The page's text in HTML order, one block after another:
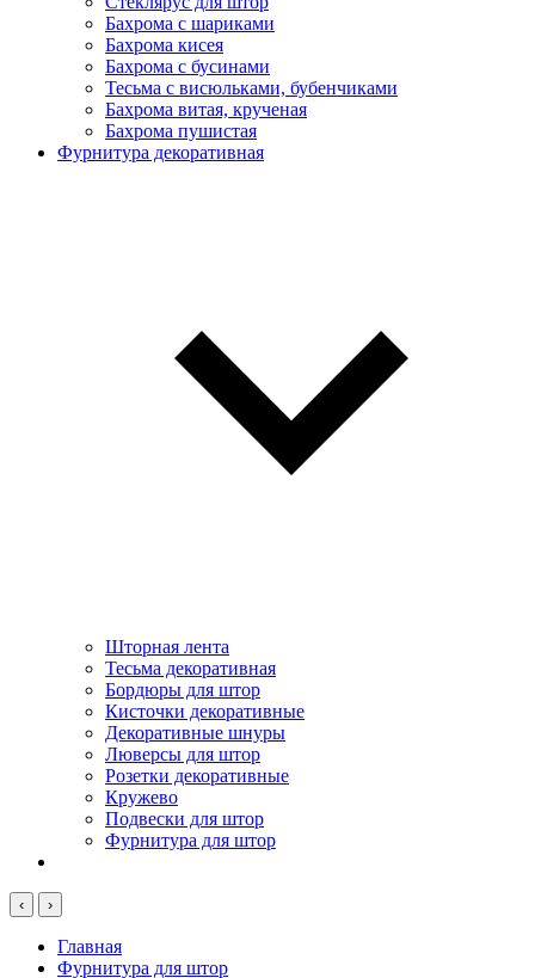
Бахрома с шариками
Бахрома кисея
Бахрома с бусинами
Тесьма с висюльками, бубенчиками
Бахрома витая, крученая
Бахрома пушистая
Фурнитура декоративная
Шторная лента
Тесьма декоративная
Бордюры для штор
Кисточки декоративные
Декоративные шнуры
Люверсы для штор
Розетки декоративные
Кружево
Подвески для штор
Фурнитура для штор
‹ ›
Главная
Фурнитура для штор